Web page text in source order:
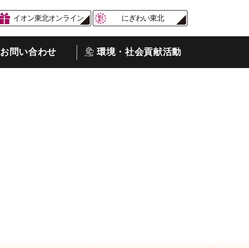
イオン東北オンライン にぎわい東北
お問い合わせ 環境・社会貢献活動